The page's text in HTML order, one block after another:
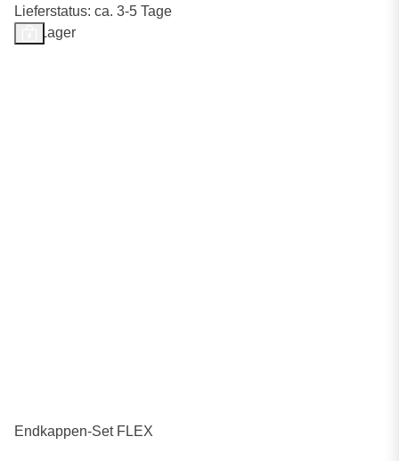
Lieferstatus: ca. 3-5 Tage
Auf Lager
Endkappen-Set FLEX